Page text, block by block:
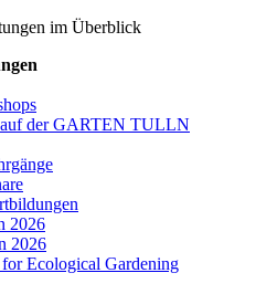
im Überblick
auf der GARTEN TULLN
2026
2026
Ecological Gardening